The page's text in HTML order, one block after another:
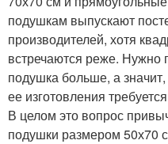
подушкам выпускают
производителей, хотя
встречаются реже. Нужно
подушка больше, а
ее изготовления
В целом это вопрос
подушки размером 50х70